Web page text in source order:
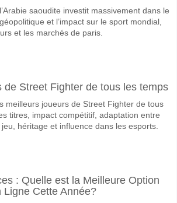
saoudite investit massivement dans le
et l’impact sur le sport mondial,
et les marchés de paris.
de Street Fighter de tous les temps
meilleurs joueurs de Street Fighter de tous
titres, impact compétitif, adaptation entre
héritage et influence dans les esports.
: Quelle est la Meilleure Option
Ligne Cette Année?